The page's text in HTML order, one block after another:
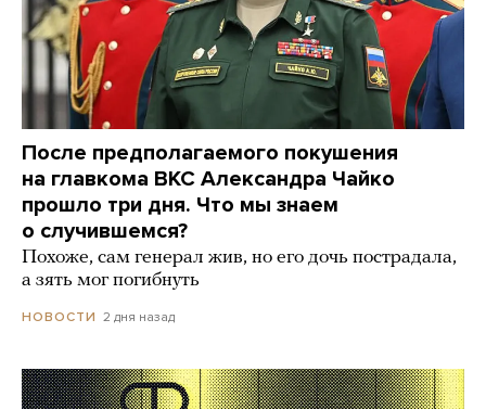
После предполагаемого покушения
на главкома ВКС Александра Чайко
прошло три дня. Что мы знаем
о случившемся?
Похоже, сам генерал жив, но его дочь пострадала,
а зять мог погибнуть
НОВОСТИ 2 дня назад